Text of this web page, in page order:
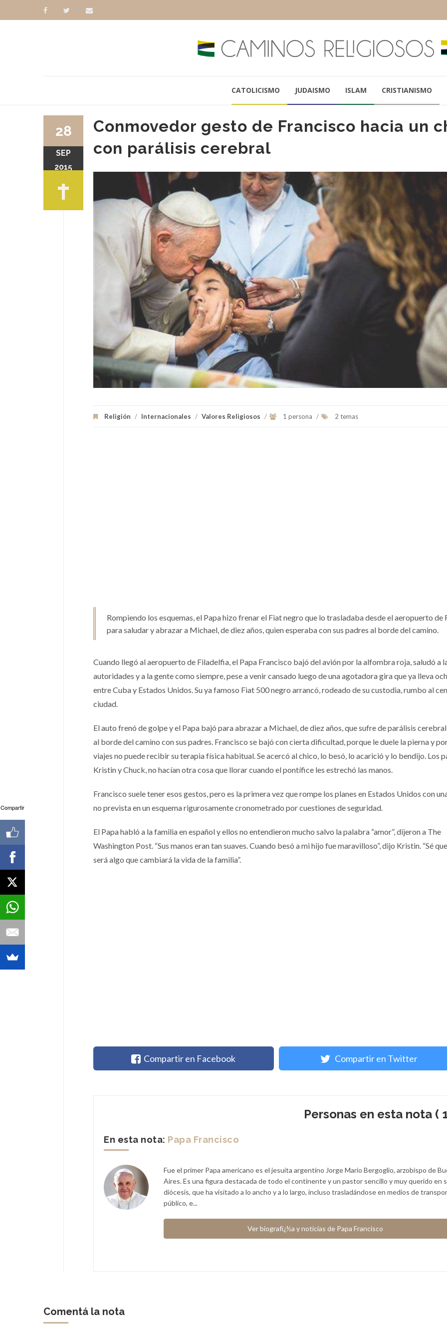
CATOLICISMO JUDAISMO ISLAM CRISTIANISMO
Conmovedor gesto de Francisco hacia un
con parálisis cerebral
Religión / Internacionales / Valores Religiosos / 1 persona / 2 temas
28
SEP
2015
Rompiendo los esquemas, el Papa hizo frenar el Fiat negro que lo trasladaba desde el aeropuerto de
para saludar y abrazar a Michael, de diez años, quien esperaba con sus padres al borde del camino.
Cuando llegó al aeropuerto de Filadelfia, el Papa Francisco bajó del avión por la alfombra roja, saludó a
autoridades y a la gente como siempre, pese a venir cansado luego de una agotadora gira que ya lleva
entre Cuba y Estados Unidos. Su ya famoso Fiat 500 negro arrancó, rodeado de su custodia, rumbo al
ciudad.
El auto frenó de golpe y el Papa bajó para abrazar a Michael, de diez años, que sufre de parálisis
al borde del camino con sus padres. Francisco se bajó con cierta dificultad, porque le duele la pierna y
viajes no puede recibir su terapia física habitual. Se acercó al chico, lo besó, lo acarició y lo bendijo. Los
Kristin y Chuck, no hacían otra cosa que llorar cuando el pontífice les estrechó las manos.
Francisco suele tener esos gestos, pero es la primera vez que rompe los planes en Estados Unidos con
no prevista en un esquema rigurosamente cronometrado por cuestiones de seguridad.
El Papa habló a la familia en español y ellos no entendieron mucho salvo la palabra “amor”, dijeron a The
Washington Post. “Sus manos eran tan suaves. Cuando besó a mi hijo fue maravilloso”, dijo Kristin. “Sé
será algo que cambiará la vida de la familia”.
Compartir en Facebook Compartir en Twitter
Personas en esta nota (
En esta nota: Papa Francisco
Fue el primer Papa americano es el jesuita argentino Jorge Mario Bergoglio, arzobispo de
Aires. Es una figura destacada de todo el continente y un pastor sencillo y muy querido en
diócesis, que ha visitado a lo ancho y a lo largo, incluso trasladándose en medios de
público, e...
Ver biografï¿½a y noticias de Papa Francisco
Comentá la nota
Compartir